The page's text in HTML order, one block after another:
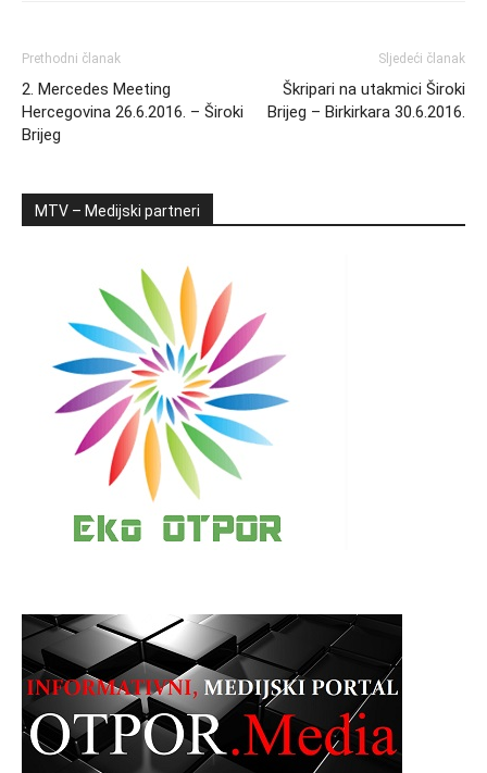
Prethodni članak
2. Mercedes Meeting
Hercegovina 26.6.2016. – Široki
Brijeg
Sljedeći članak
Škripari na utakmici Široki
Brijeg – Birkirkara 30.6.2016.
MTV – Medijski partneri